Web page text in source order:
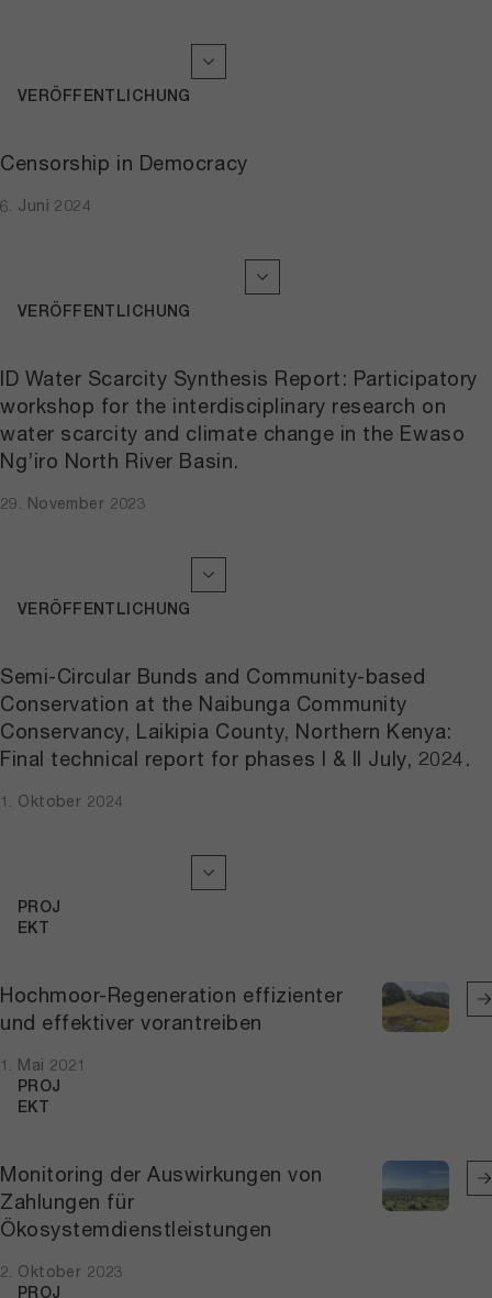
Censorship in Democracy
6. Juni 2024
VERÖFFENTLICHUNG
ID Water Scarcity Synthesis Report: Participatory
workshop for the interdisciplinary research on
water scarcity and climate change in the Ewaso
Ng’iro North River Basin.
29. November 2023
VERÖFFENTLICHUNG
Semi-Circular Bunds and Community-based
Conservation at the Naibunga Community
Conservancy, Laikipia County, Northern Kenya:
Final technical report for phases I & II July, 2024.
1. Oktober 2024
VERÖFFENTLICHUNG
Hochmoor-Regeneration effizienter
und effektiver vorantreiben
1. Mai 2021
PROJ
EKT
Monitoring der Auswirkungen von
Zahlungen für
Ökosystemdienstleistungen
2. Oktober 2023
PROJ
EKT
PROJ